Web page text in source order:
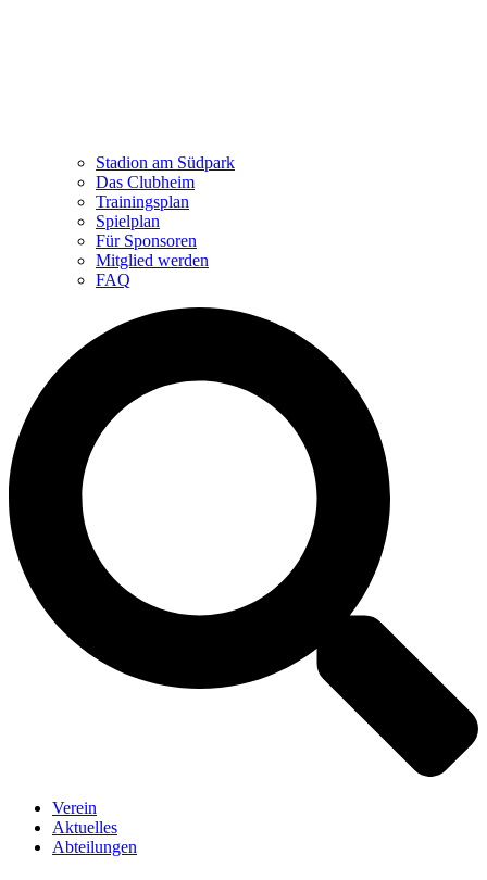
Stadion am Südpark
Das Clubheim
Trainingsplan
Spielplan
Für Sponsoren
Mitglied werden
FAQ
Verein
Aktuelles
Abteilungen